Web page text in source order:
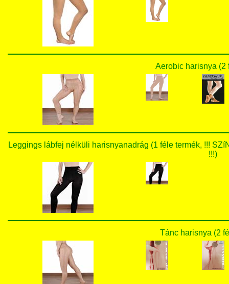
Aerobic harisnya (2
Leggings lábfej nélküli harisnyanadrág (1 féle termék, !!!
!!!)
Tánc harisnya (2